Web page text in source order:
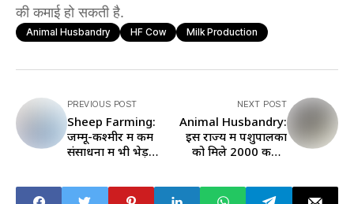
की कमाई हो सकती है.
Animal Husbandry HF Cow Milk Production
PREVIOUS POST
Sheep Farming:
जम्मू-कश्मीर में कम
संसाधनों में भी भेड़
शेख से
NEXT POST
Animal Husbandry:
इस राज्य में पशुपालकों
को मिले 2000 करोड़